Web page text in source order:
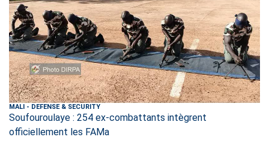
MALI - DEFENSE & SECURITY
Soufouroulaye : 254 ex-combattants intègrent
officiellement les FAMa